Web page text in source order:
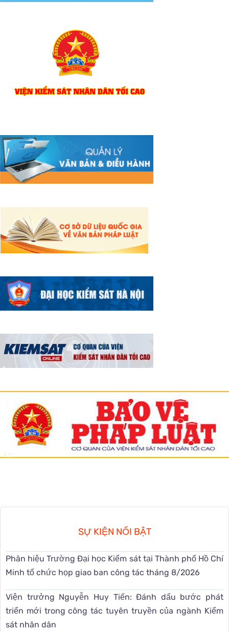
SỰ KIỆN NỔI BẬT
Phân hiệu Trường Đại học Kiểm sát tại Thành phố Hồ Chí
Minh tổ chức họp giao ban công tác tháng 8/2026
Viện trưởng Nguyễn Huy Tiến: Đánh dấu bước phát
triển mới trong công tác tuyên truyền của ngành Kiểm
sát nhân dân